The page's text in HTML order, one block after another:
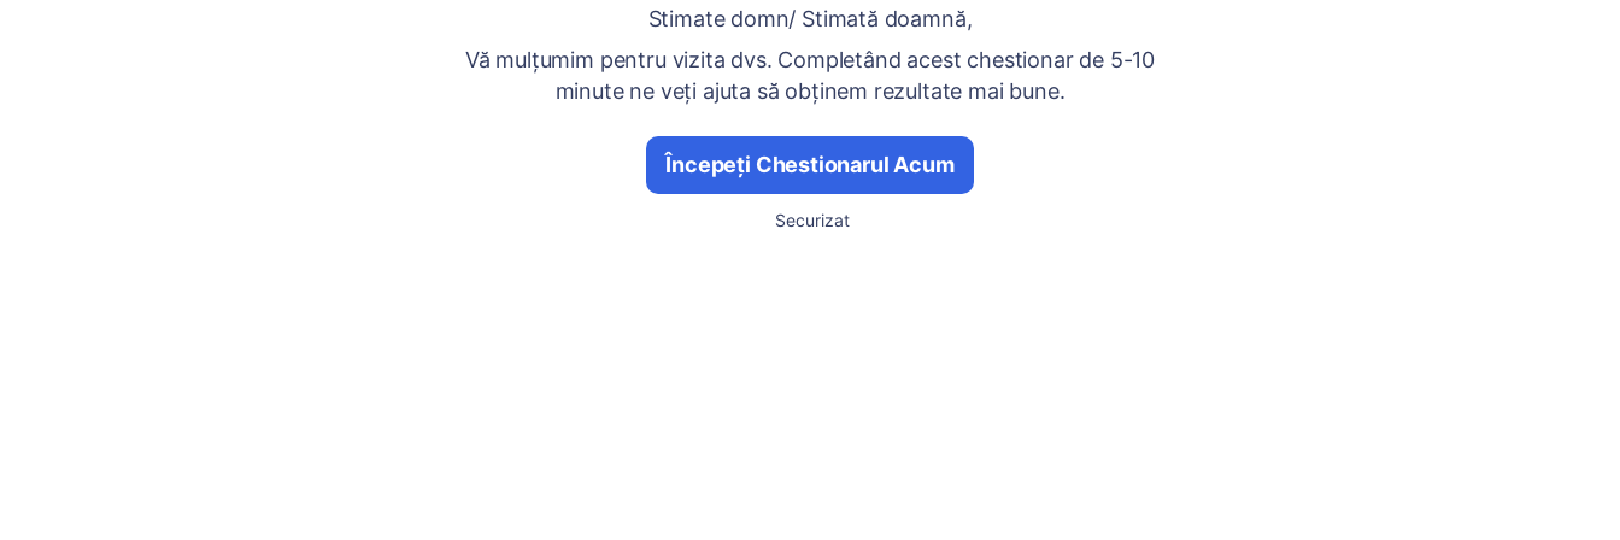
Stimate domn/ Stimată doamnă,
Vă mulțumim pentru vizita dvs. Completând acest chestionar de 5-10
minute ne veți ajuta să obținem rezultate mai bune.
Începeți Chestionarul Acum
Securizat